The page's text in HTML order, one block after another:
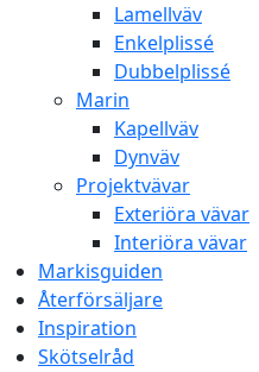
Lamellväv
Enkelplissé
Dubbelplissé
Marin
Kapellväv
Dynväv
Projektvävar
Exteriöra vävar
Interiöra vävar
Markisguiden
Återförsäljare
Inspiration
Skötselråd